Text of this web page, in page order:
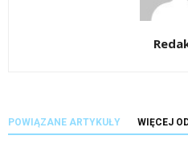
POWIĄZANE ARTYKUŁY WIĘCEJ